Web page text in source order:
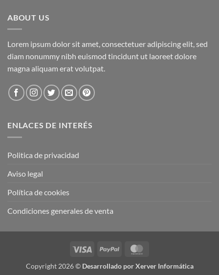
ABOUT US
Lorem ipsum dolor sit amet, consectetuer adipiscing elit, sed
diam nonummy nibh euismod tincidunt ut laoreet dolore
magna aliquam erat volutpat.
ENLACES DE INTERÉS
Politica de privacidad
Aviso legal
Política de cookies
Condiciones generales de venta
Visa PayPal
Copyright 2026 © Desarrollado por Xerver Informática